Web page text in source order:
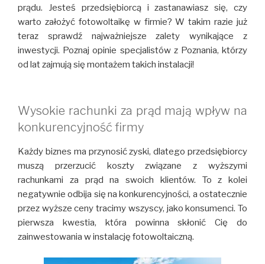
prądu. Jesteś przedsiębiorcą i zastanawiasz się, czy
warto założyć fotowoltaikę w firmie? W takim razie już
teraz sprawdź najważniejsze zalety wynikające z
inwestycji. Poznaj opinie specjalistów z Poznania, którzy
od lat zajmują się montażem takich instalacji!
Wysokie rachunki za prąd mają wpływ na
konkurencyjność firmy
Każdy biznes ma przynosić zyski, dlatego przedsiębiorcy
muszą przerzucić koszty związane z wyższymi
rachunkami za prąd na swoich klientów. To z kolei
negatywnie odbija się na konkurencyjności, a ostatecznie
przez wyższe ceny tracimy wszyscy, jako konsumenci. To
pierwsza kwestia, która powinna skłonić Cię do
zainwestowania w instalację fotowoltaiczną.